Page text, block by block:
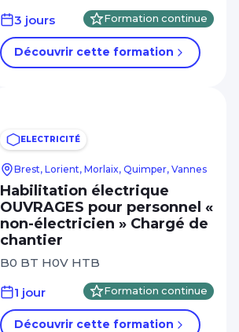
3 jours Formation continue
Découvrir cette formation
ELECTRICITÉ
Brest, Lorient, Morlaix, Quimper, Vannes
Habilitation électrique
OUVRAGES pour personnel «
non-électricien » Chargé de
chantier
B0 BT H0V HTB
1 jour
Formation continue
Découvrir cette formation